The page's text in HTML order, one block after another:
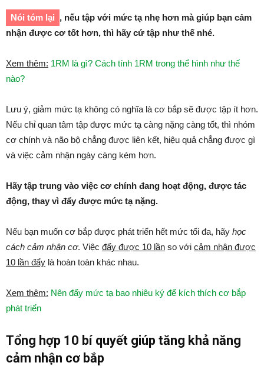
Nói tóm lại , nếu tập với mức tạ nhẹ hơn mà giúp bạn cảm
nhận được cơ tốt hơn, thì hãy cứ tập như thế nhé.
Xem thêm: 1RM là gì? Cách tính 1RM trong thể hình như thế
nào?
Lưu ý, giảm mức tạ không có nghĩa là cơ bắp sẽ được tập ít hơn.
Nếu chỉ quan tâm tập được mức tạ càng nặng càng tốt, thì nhóm
cơ chính và não bộ chẳng được liên kết, hiệu quả chẳng được gì
và việc cảm nhận ngày càng kém hơn.
Hãy tập trung vào việc cơ chính đang hoạt động, được tác
động, thay vì đẩy được mức tạ nặng.
Nếu bạn muốn cơ bắp được phát triển hết mức tối đa, hãy học
cách cảm nhận cơ. Việc đẩy được 10 lần so với cảm nhận được
10 lần đẩy là hoàn toàn khác nhau.
Xem thêm: Nên đẩy mức tạ bao nhiêu ký để kích thích cơ bắp
phát triển
Tổng hợp 10 bí quyết giúp tăng khả năng
cảm nhận cơ bắp